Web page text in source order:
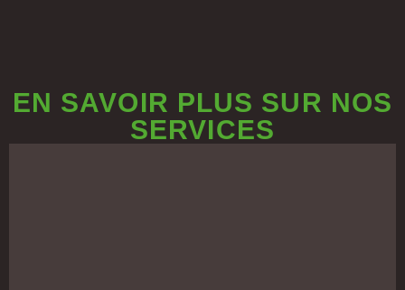
EN SAVOIR PLUS SUR NOS
SERVICES